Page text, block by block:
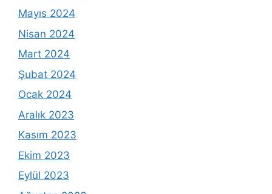
Mayıs 2024
Nisan 2024
Mart 2024
Şubat 2024
Ocak 2024
Aralık 2023
Kasım 2023
Ekim 2023
Eylül 2023